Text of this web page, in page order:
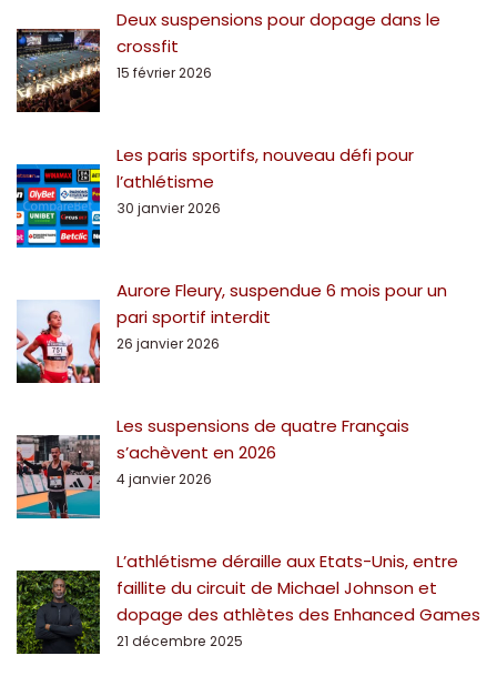
Deux suspensions pour dopage dans le
crossfit
15 février 2026
Les paris sportifs, nouveau défi pour
l’athlétisme
30 janvier 2026
Aurore Fleury, suspendue 6 mois pour un
pari sportif interdit
26 janvier 2026
Les suspensions de quatre Français
s’achèvent en 2026
4 janvier 2026
L’athlétisme déraille aux Etats-Unis, entre
faillite du circuit de Michael Johnson et
dopage des athlètes des Enhanced Games
21 décembre 2025